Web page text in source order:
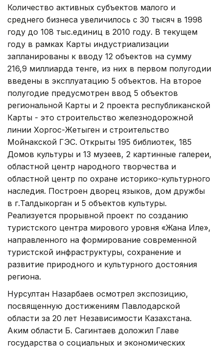
Количество активных субъектов малого и
среднего бизнеса увеличилось с 30 тысяч в 1998
году до 108 тыс.единиц в 2010 году. В текущем
году в рамках Карты индустриализации
запланированы к вводу 12 объектов на сумму
216,9 миллиарда тенге, из них в первом полугодии
введены в эксплуатацию 5 объектов. На второе
полугодие предусмотрен ввод 5 объектов
региональной Карты и 2 проекта республиканской
Карты - это строительство железнодорожной
линии Хоргос-Жетыген и строительство
Мойнакской ГЭС. Открыты 195 библиотек, 185
Домов культуры и 13 музеев, 2 картинные галереи,
областной центр народного творчества и
областной центр по охране историко-культурного
наследия. Построен дворец языков, дом дружбы
в г.Талдыкорган и 5 объектов культуры.
Реализуется прорывной проект по созданию
туристского центра мирового уровня «Жана Иле»,
направленного на формирование современной
туристской инфраструктуры, сохранение и
развитие природного и культурного достояния
региона.
Нурсултан Назарбаев осмотрел экспозицию,
посвященную достижениям Павлодарской
области за 20 лет Независимости Казахстана.
Аким области Б. Сагинтаев доложил Главе
государства о социальных и экономических